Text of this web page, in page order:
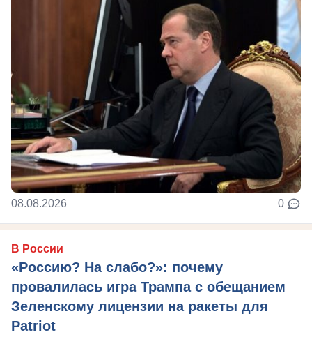
08.08.2026 0
В России
«Россию? На слабо?»: почему
провалилась игра Трампа с обещанием
Зеленскому лицензии на ракеты для
Patriot